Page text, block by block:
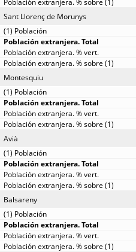
Sant Llorenç de Morunys
Montesquiu
Avià
Balsareny